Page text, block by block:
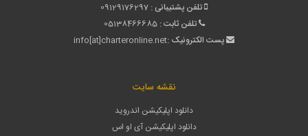
تلفن پشتیبانی : 09129176297
تلفن ثابت : 05138466685
پست الکترونیک :info[at]charteronline.net
نقشه سایت
دانلود اپلیکیشن اندروید
دانلود اپلیکیشن آی او اس